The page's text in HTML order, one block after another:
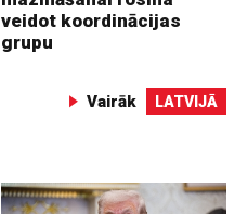
veidot koordinācijas
grupu
Vairāk LATVIJĀ